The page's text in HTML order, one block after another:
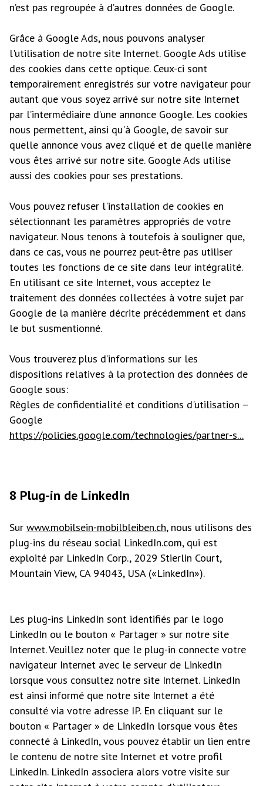
n’est pas regroupée à d’autres données de Google.
Grâce à Google Ads, nous pouvons analyser
l'utilisation de notre site Internet. Google Ads utilise
des cookies dans cette optique. Ceux-ci sont
temporairement enregistrés sur votre navigateur pour
autant que vous soyez arrivé sur notre site Internet
par l’intermédiaire d’une annonce Google. Les cookies
nous permettent, ainsi qu'à Google, de savoir sur
quelle annonce vous avez cliqué et de quelle manière
vous êtes arrivé sur notre site. Google Ads utilise
aussi des cookies pour ses prestations.
Vous pouvez refuser l'installation de cookies en
sélectionnant les paramètres appropriés de votre
navigateur. Nous tenons à toutefois à souligner que,
dans ce cas, vous ne pourrez peut-être pas utiliser
toutes les fonctions de ce site dans leur intégralité.
En utilisant ce site Internet, vous acceptez le
traitement des données collectées à votre sujet par
Google de la manière décrite précédemment et dans
le but susmentionné.
Vous trouverez plus d’informations sur les
dispositions relatives à la protection des données de
Google sous:
Règles de confidentialité et conditions d'utilisation –
Google
https://policies.google.com/technologies/partner-s...
8 Plug-in de LinkedIn
Sur www.mobilsein-mobilbleiben.ch, nous utilisons des
plug-ins du réseau social LinkedIn.com, qui est
exploité par LinkedIn Corp., 2029 Stierlin Court,
Mountain View, CA 94043, USA («LinkedIn»).
Les plug-ins LinkedIn sont identifiés par le logo
LinkedIn ou le bouton « Partager » sur notre site
Internet. Veuillez noter que le plug-in connecte votre
navigateur Internet avec le serveur de Linkedln
lorsque vous consultez notre site Internet. LinkedIn
est ainsi informé que notre site Internet a été
consulté via votre adresse IP. En cliquant sur le
bouton « Partager » de LinkedIn lorsque vous êtes
connecté à LinkedIn, vous pouvez établir un lien entre
le contenu de notre site Internet et votre profil
LinkedIn. LinkedIn associera alors votre visite sur